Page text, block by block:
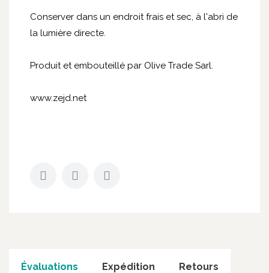
Conserver dans un endroit frais et sec, à l'abri de
la lumière directe.
Produit et embouteillé par Olive Trade Sarl.
www.zejd.net
Évaluations Expédition Retours